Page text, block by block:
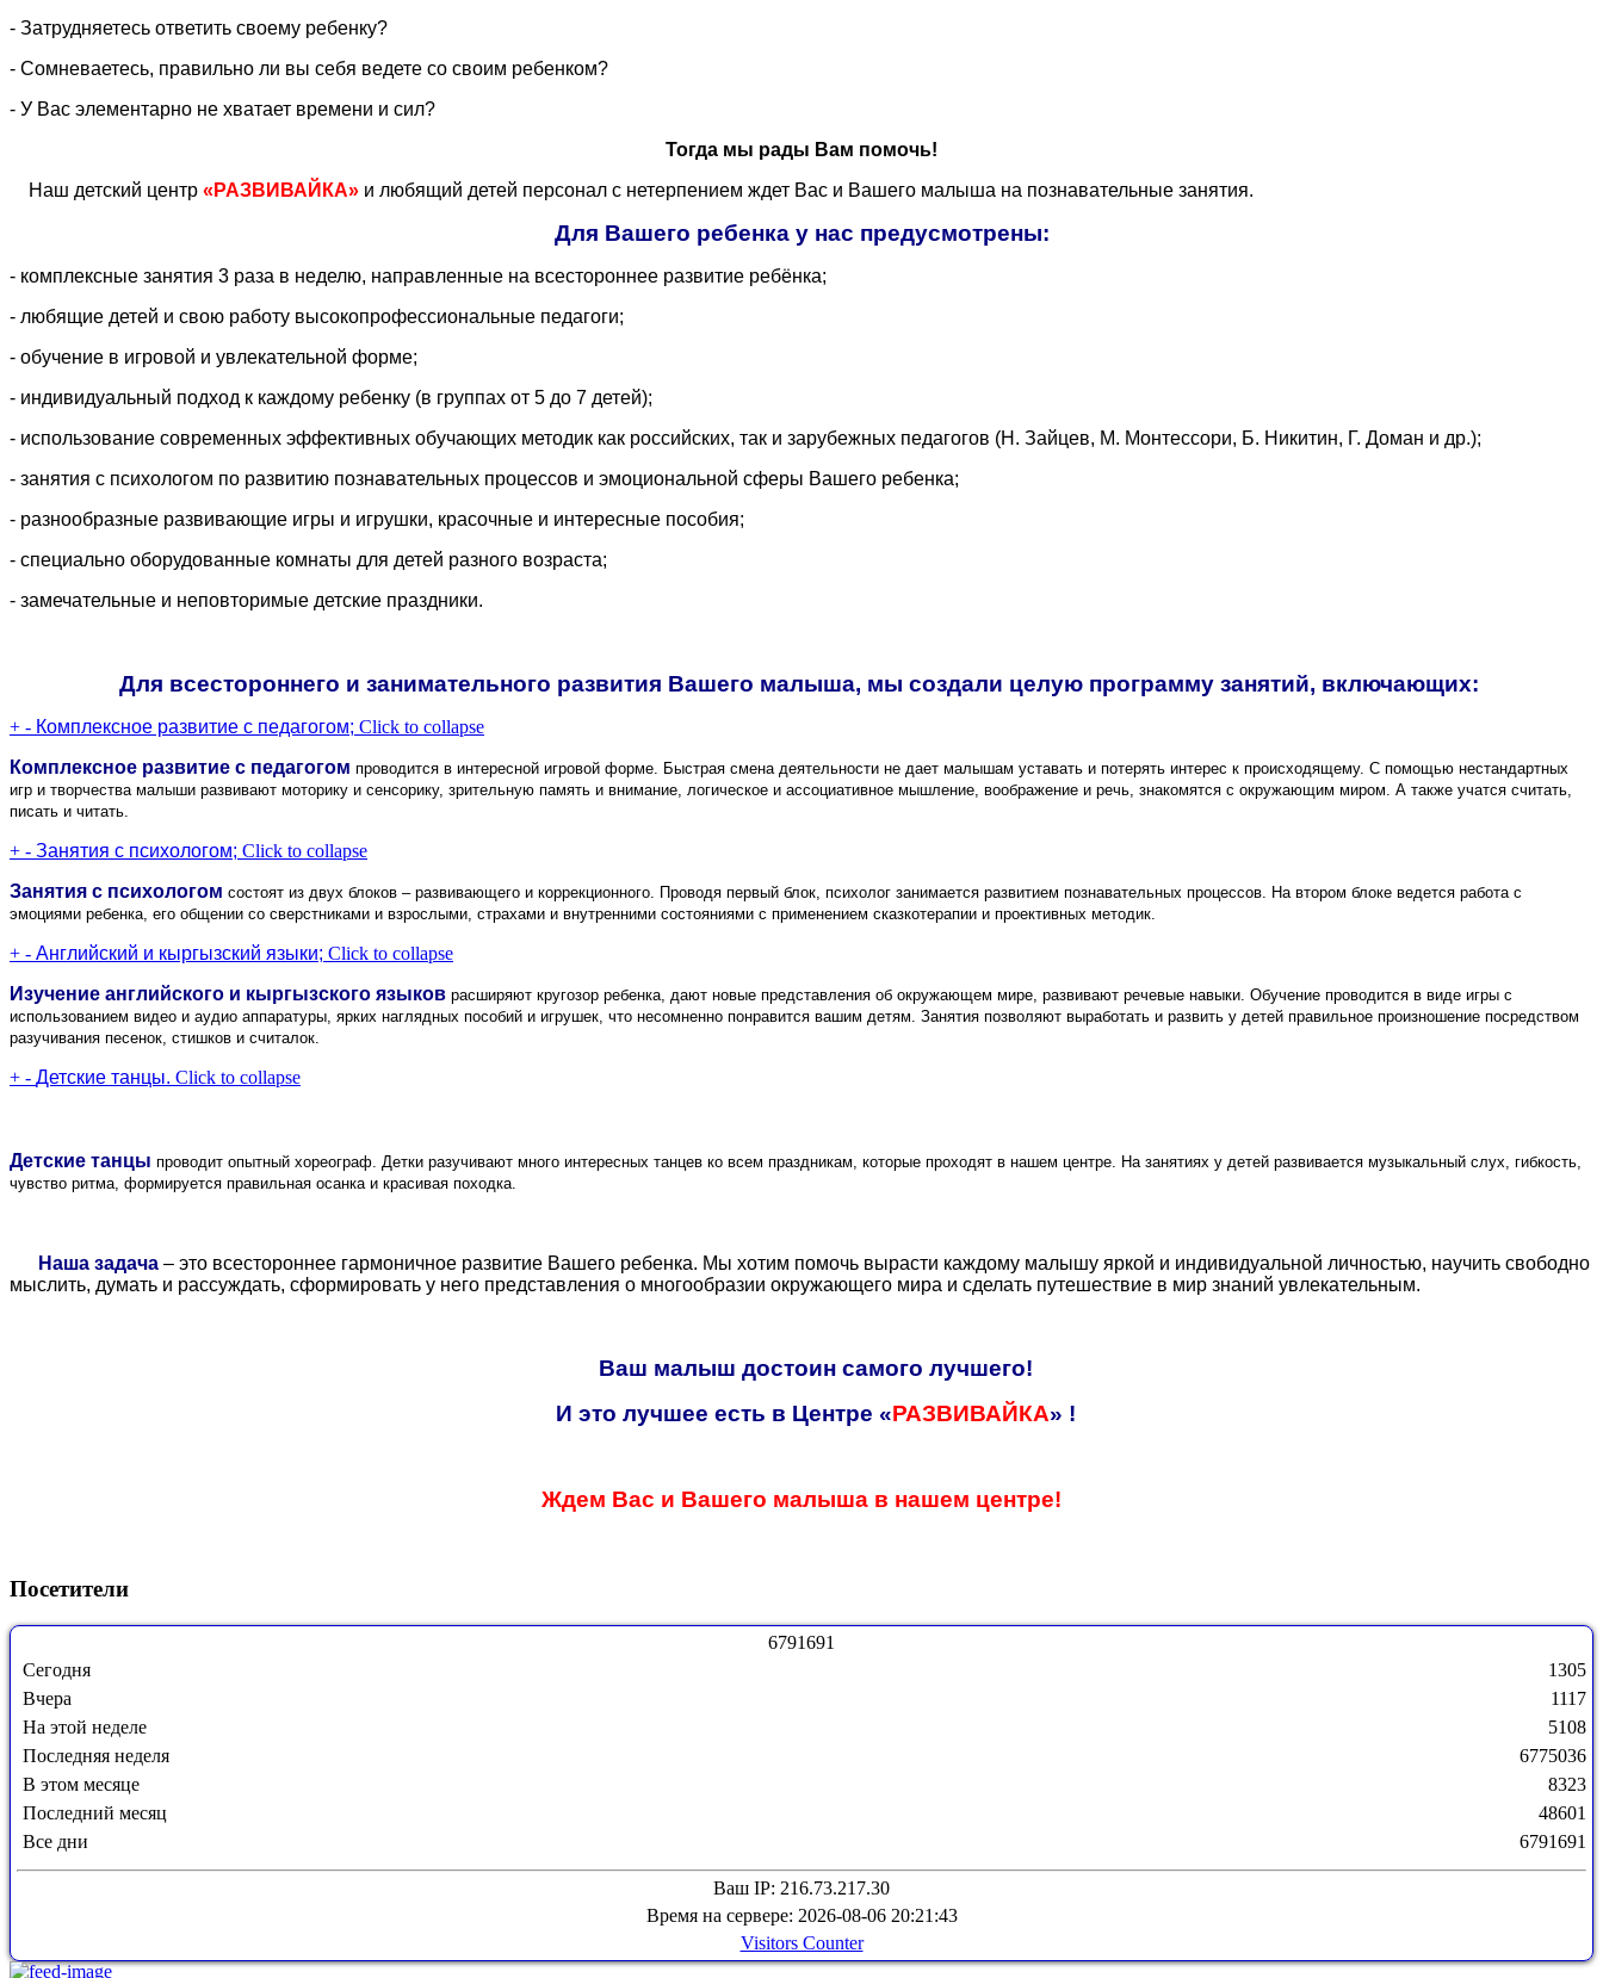
- Затрудняетесь ответить своему ребенку?
- Сомневаетесь, правильно ли вы себя ведете со своим ребенком?
- У Вас элементарно не хватает времени и сил?
Тогда мы рады Вам помочь!
Наш детский центр «РАЗВИВАЙКА» и любящий детей персонал с нетерпением ждет Вас и Вашего малыша на познавательные занятия.
Для Вашего ребенка у нас предусмотрены:
- комплексные занятия 3 раза в неделю, направленные на всестороннее развитие ребёнка;
- любящие детей и свою работу высокопрофессиональные педагоги;
- обучение в игровой и увлекательной форме;
- индивидуальный подход к каждому ребенку (в группах от 5 до 7 детей);
- использование современных эффективных обучающих методик как российских, так и зарубежных педагогов (Н. Зайцев, М. Монтессори, Б. Никитин, Г. Доман и др.);
- занятия с психологом по развитию познавательных процессов и эмоциональной сферы Вашего ребенка;
- разнообразные развивающие игры и игрушки, красочные и интересные пособия;
- специально оборудованные комнаты для детей разного возраста;
- замечательные и неповторимые детские праздники.
Для всестороннего и занимательного развития Вашего малыша, мы создали целую программу занятий, включающих:
+ - Комплексное развитие с педагогом; Click to collapse
Комплексное развитие с педагогом проводится в интересной игровой форме. Быстрая смена деятельности не дает малышам уставать и потерять интерес к происходящему. С помощью нестандартных
игр и творчества малыши развивают моторику и сенсорику, зрительную память и внимание, логическое и ассоциативное мышление, воображение и речь, знакомятся с окружающим миром. А также учатся считать,
писать и читать.
+ - Занятия с психологом; Click to collapse
Занятия с психологом состоят из двух блоков – развивающего и коррекционного. Проводя первый блок, психолог занимается развитием познавательных процессов. На втором блоке ведется работа с
эмоциями ребенка, его общении со сверстниками и взрослыми, страхами и внутренними состояниями с применением сказкотерапии и проективных методик.
+ - Английский и кыргызский языки; Click to collapse
Изучение английского и кыргызского языков расширяют кругозор ребенка, дают новые представления об окружающем мире, развивают речевые навыки. Обучение проводится в виде игры с
использованием видео и аудио аппаратуры, ярких наглядных пособий и игрушек, что несомненно понравится вашим детям. Занятия позволяют выработать и развить у детей правильное произношение посредством
разучивания песенок, стишков и считалок.
+ - Детские танцы. Click to collapse
Детские танцы проводит опытный хореограф. Детки разучивают много интересных танцев ко всем праздникам, которые проходят в нашем центре. На занятиях у детей развивается музыкальный слух, гибкость,
чувство ритма, формируется правильная осанка и красивая походка.
Наша задача – это всестороннее гармоничное развитие Вашего ребенка. Мы хотим помочь вырасти каждому малышу яркой и индивидуальной личностью, научить свободно
мыслить, думать и рассуждать, сформировать у него представления о многообразии окружающего мира и сделать путешествие в мир знаний увлекательным.
Ваш малыш достоин самого лучшего!
И это лучшее есть в Центре «РАЗВИВАЙКА» !
Ждем Вас и Вашего малыша в нашем центре!
Посетители
6791691
Сегодня
Вчера
На этой неделе
Последняя неделя
В этом месяце
Последний месяц
Все дни
1305
1117
5108
6775036
8323
48601
6791691
Ваш IP: 216.73.217.30
Время на сервере: 2026-08-06 20:21:43
Visitors Counter